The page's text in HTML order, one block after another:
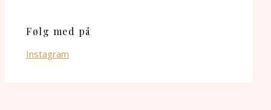
Følg med på
Instagram